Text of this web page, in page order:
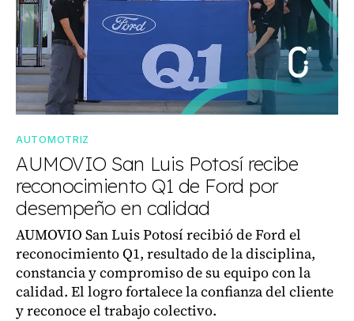
AUTOMOTRIZ
AUMOVIO San Luis Potosí recibe
reconocimiento Q1 de Ford por
desempeño en calidad
AUMOVIO San Luis Potosí recibió de Ford el
reconocimiento Q1, resultado de la disciplina,
constancia y compromiso de su equipo con la
calidad. El logro fortalece la confianza del cliente
y reconoce el trabajo colectivo.